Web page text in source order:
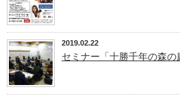
2019.02.22
セミナー「十勝千年の森の